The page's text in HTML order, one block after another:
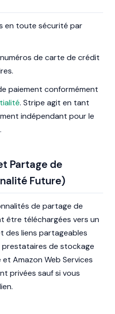
en toute sécurité par
de carte de crédit
paiement conformément
. Stripe agit en tant
indépendant pour le
Partage de
Future)
de partage de
être téléchargées vers un
des liens partageables
prestataires de stockage
Amazon Web Services
privées sauf si vous